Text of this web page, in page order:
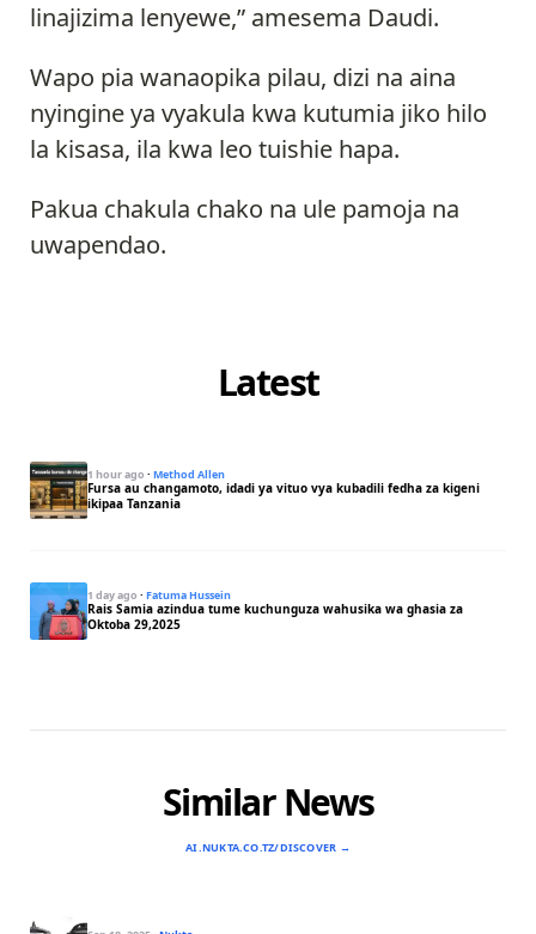
linajizima lenyewe,” amesema Daudi.
Wapo pia wanaopika pilau, dizi na aina
nyingine ya vyakula kwa kutumia jiko hilo
la kisasa, ila kwa leo tuishie hapa.
Pakua chakula chako na ule pamoja na
uwapendao.
Latest
1 hour ago · Method Allen
Fursa au changamoto, idadi ya vituo vya kubadili fedha za kigeni
ikipaa Tanzania
1 day ago · Fatuma Hussein
Rais Samia azindua tume kuchunguza wahusika wa ghasia za
Oktoba 29,2025
Similar News
AI.NUKTA.CO.TZ/DISCOVER →